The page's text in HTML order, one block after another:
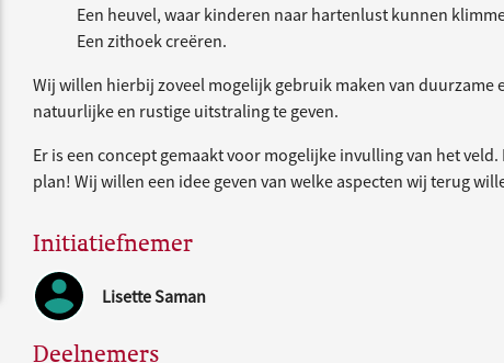
Een heuvel, waar kinderen naar hartenlust kunnen
Een zithoek creëren.
Wij willen hierbij zoveel mogelijk gebruik maken van duurzame
natuurlijke en rustige uitstraling te geven.
Er is een concept gemaakt voor mogelijke invulling van het
plan! Wij willen een idee geven van welke aspecten wij terug
Initiatiefnemer
Lisette Saman
Deelnemers